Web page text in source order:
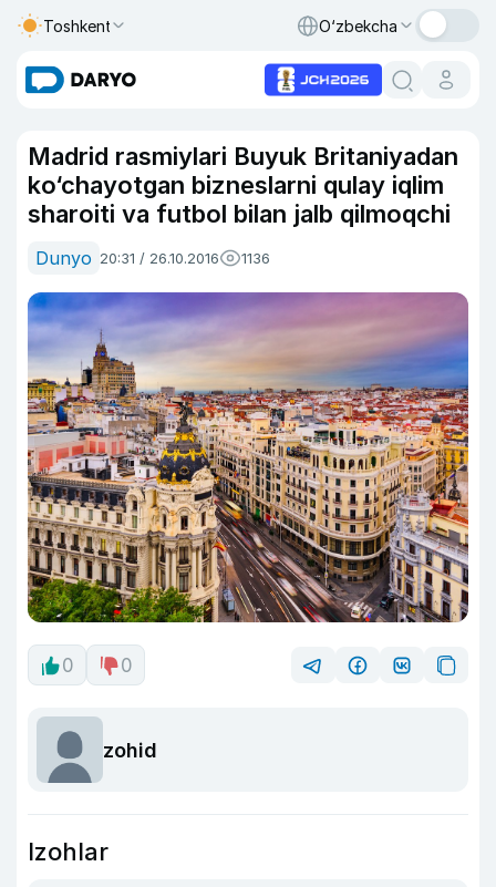
Toshkent O‘zbekcha
Madrid rasmiylari Buyuk Britaniyadan
ko‘chayotgan bizneslarni qulay iqlim
sharoiti va futbol bilan jalb qilmoqchi
Dunyo 20:31 / 26.10.2016 1136
0 0
zohid
Izohlar